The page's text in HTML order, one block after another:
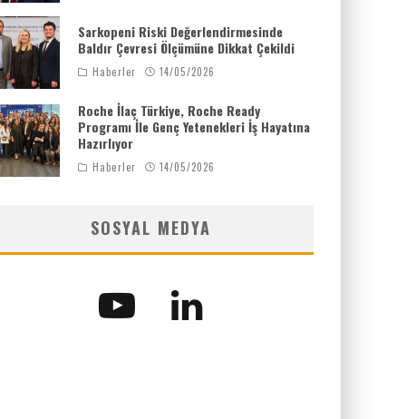
Sarkopeni Riski Değerlendirmesinde
Baldır Çevresi Ölçümüne Dikkat Çekildi
Haberler 14/05/2026
Roche İlaç Türkiye, Roche Ready
Programı İle Genç Yetenekleri İş Hayatına
Hazırlıyor
Haberler 14/05/2026
SOSYAL MEDYA